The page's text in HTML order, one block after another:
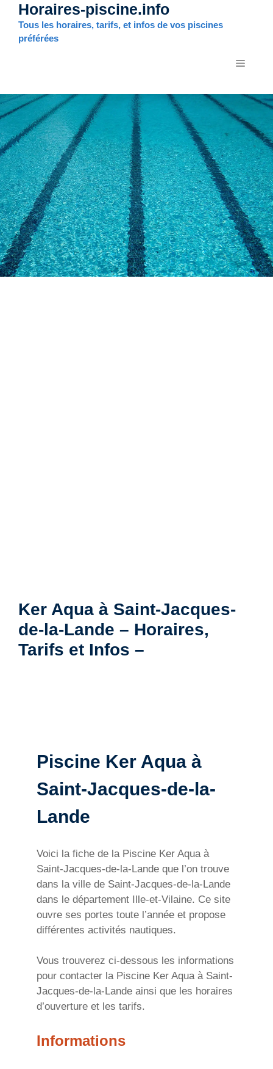
Aller
contenu
Horaires-piscine.info
Tous les horaires, tarifs, et infos de vos piscines
préférées
MENU
Ker Aqua à Saint-Jacques-
de-la-Lande – Horaires,
Tarifs et Infos –
Piscine Ker Aqua à
Saint-Jacques-de-la-
Lande
Voici la fiche de la Piscine Ker Aqua à
Saint-Jacques-de-la-Lande que l’on trouve
dans la ville de Saint-Jacques-de-la-Lande
dans le département Ille-et-Vilaine. Ce site
ouvre ses portes toute l’année et propose
différentes activités nautiques.
Vous trouverez ci-dessous les informations
pour contacter la Piscine Ker Aqua à Saint-
Jacques-de-la-Lande ainsi que les horaires
d’ouverture et les tarifs.
Informations